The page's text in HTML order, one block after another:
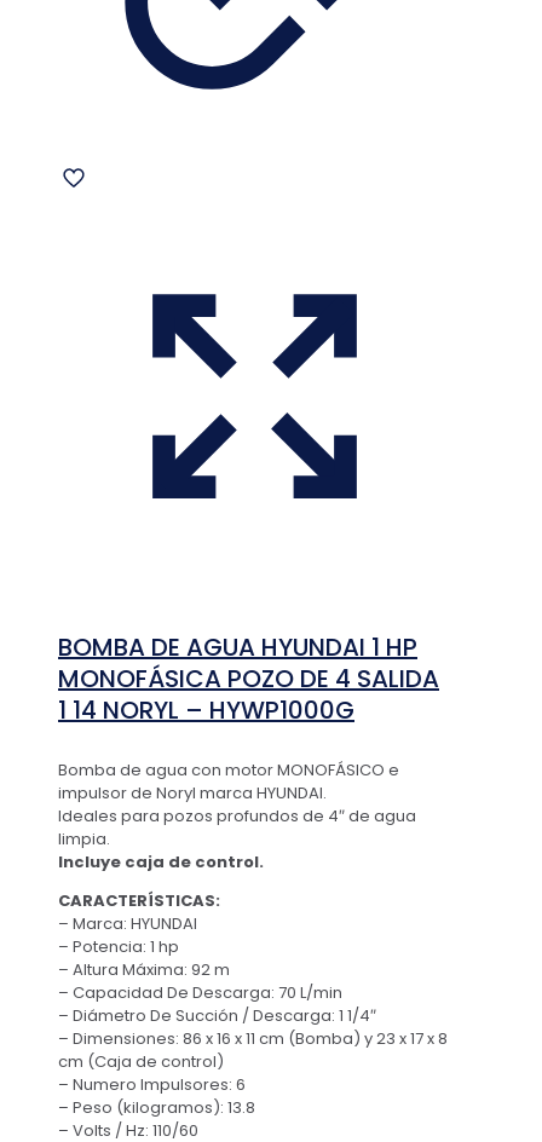
BOMBA DE AGUA HYUNDAI 1 HP
MONOFÁSICA POZO DE 4 SALIDA
1 14 NORYL – HYWP1000G
Bomba de agua con motor MONOFÁSICO e
impulsor de Noryl marca HYUNDAI.
Ideales para pozos profundos de 4″ de agua
limpia.
Incluye caja de control.
CARACTERÍSTICAS:
– Marca: HYUNDAI
– Potencia: 1 hp
– Altura Máxima: 92 m
– Capacidad De Descarga: 70 L/min
– Diámetro De Succión / Descarga: 1 1/4″
– Dimensiones: 86 x 16 x 11 cm (Bomba) y 23 x 17 x 8
cm (Caja de control)
– Numero Impulsores: 6
– Peso (kilogramos): 13.8
– Volts / Hz: 110/60